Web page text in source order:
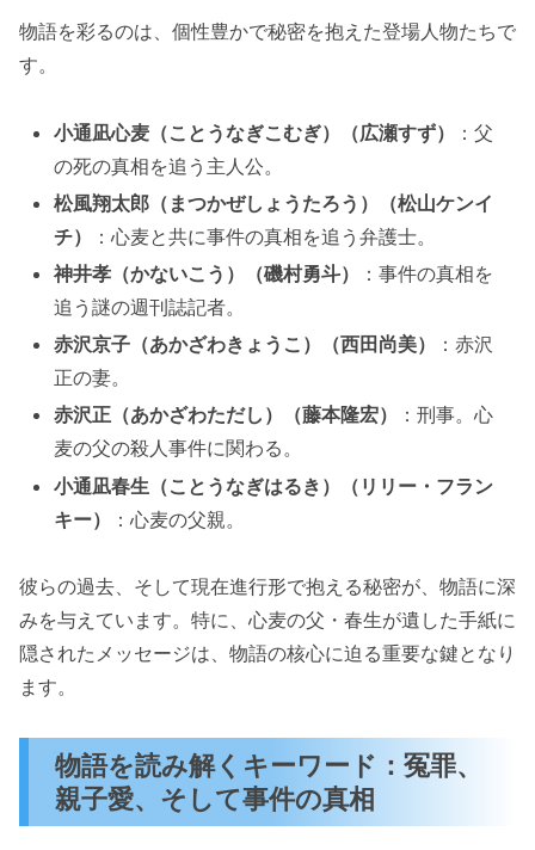
物語を彩るのは、個性豊かで秘密を抱えた登場人物たちで
す。
小通凪心麦（ことうなぎこむぎ）（広瀬すず）
：父
の死の真相を追う主人公。
松風翔太郎（まつかぜしょうたろう）（松山ケンイ
チ）
：心麦と共に事件の真相を追う弁護士。
神井孝（かないこう）（磯村勇斗）
：事件の真相を
追う謎の週刊誌記者。
赤沢京子（あかざわきょうこ）（西田尚美）
：赤沢
正の妻。
赤沢正（あかざわただし）（藤本隆宏）
：刑事。心
麦の父の殺人事件に関わる。
小通凪春生（ことうなぎはるき）（リリー・フラン
キー）
：心麦の父親。
彼らの過去、そして現在進行形で抱える秘密が、物語に深
みを与えています。特に、心麦の父・春生が遺した手紙に
隠されたメッセージは、物語の核心に迫る重要な鍵となり
ます。
物語を読み解くキーワード：冤罪、
親子愛、そして事件の真相